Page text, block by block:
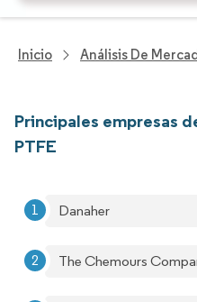
Inicio Análisis De
Principales empresas
PTFE
Danaher
The Chemours